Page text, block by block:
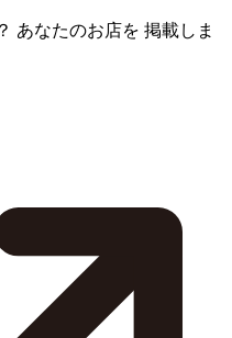
あなたのお店を 掲載しま